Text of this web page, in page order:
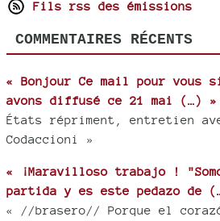
Fils rss des émissions
COMMENTAIRES RÉCENTS
« Bonjour Ce mail pour vous
avons diffusé ce 21 mai (…) »
États répriment, entretien
Codaccioni »
« ¡Maravilloso trabajo !
partida y es este pedazo de
« //brasero// Porque el